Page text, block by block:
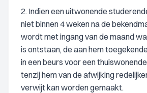
2. Indien een uitwonende
niet binnen 4 weken na de
wordt met ingang van de maand
is ontstaan, de aan hem
in een beurs voor een
tenzij hem van de afwijking
verwijt kan worden gemaakt.